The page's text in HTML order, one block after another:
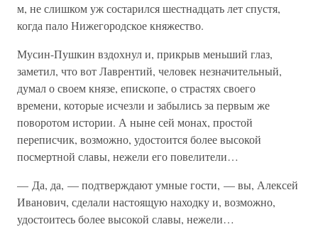
м, не слишком уж состарился шестнадцать лет спустя,
когда пало Нижегородское княжество.
Мусин-Пушкин вздохнул и, прикрыв меньший глаз,
заметил, что вот Лаврентий, человек незначительный,
думал о своем князе, епископе, о страстях своего
времени, которые исчезли и забылись за первым же
поворотом истории. А ныне сей монах, простой
переписчик, возможно, удостоится более высокой
посмертной славы, нежели его повелители…
— Да, да, — подтверждают умные гости, — вы, Алексей
Иванович, сделали настоящую находку и, возможно,
удостоитесь более высокой славы, нежели…